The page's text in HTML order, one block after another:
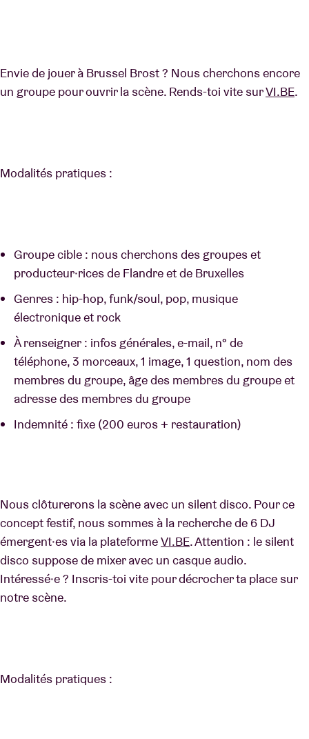
Envie de jouer à Brussel Brost ? Nous cherchons encore
un groupe pour ouvrir la scène. Rends-toi vite surVI.BE.
Modalités pratiques :
Groupe cible : nous cherchons des groupes et
producteur·rices de Flandre et de Bruxelles
Genres : hip-hop, funk/soul, pop, musique
électronique et rock
À renseigner : infos générales, e-mail, n° de
téléphone, 3 morceaux, 1 image, 1 question, nom des
membres du groupe, âge des membres du groupe et
adresse des membres du groupe
Indemnité : fixe (200 euros + restauration)
Nous clôturerons la scène avec un silent disco. Pour ce
concept festif, nous sommes à la recherche de 6 DJ
émergent·es via la plateformeVI.BE. Attention : le silent
disco suppose de mixer avec un casque audio.
Intéressé·e ? Inscris-toi vite pour décrocher ta place sur
notre scène.
Modalités pratiques :